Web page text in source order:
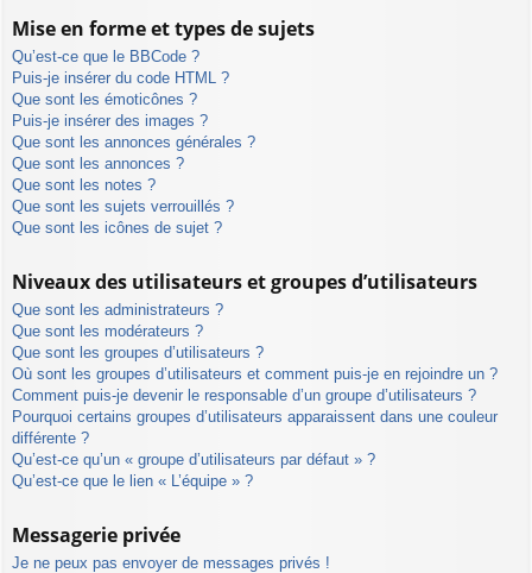
Mise en forme et types de sujets
Qu’est-ce que le BBCode ?
Puis-je insérer du code HTML ?
Que sont les émoticônes ?
Puis-je insérer des images ?
Que sont les annonces générales ?
Que sont les annonces ?
Que sont les notes ?
Que sont les sujets verrouillés ?
Que sont les icônes de sujet ?
Niveaux des utilisateurs et groupes d’utilisateurs
Que sont les administrateurs ?
Que sont les modérateurs ?
Que sont les groupes d’utilisateurs ?
Où sont les groupes d’utilisateurs et comment puis-je en rejoindre un ?
Comment puis-je devenir le responsable d’un groupe d’utilisateurs ?
Pourquoi certains groupes d’utilisateurs apparaissent dans une couleur
différente ?
Qu’est-ce qu’un « groupe d’utilisateurs par défaut » ?
Qu’est-ce que le lien « L’équipe » ?
Messagerie privée
Je ne peux pas envoyer de messages privés !